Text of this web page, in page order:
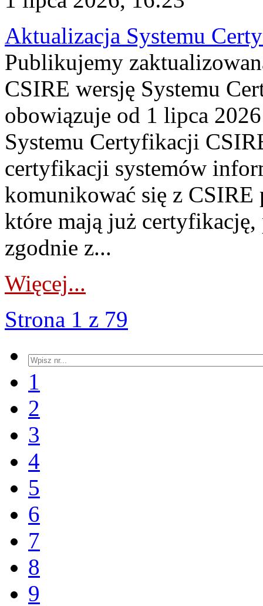
Aktualizacja Systemu
Publikujemy
CSIRE wersję Systemu
obowiązuje od 1 lipca
Systemu Certyfikacji
certyfikacji systemów
komunikować się z
które mają już
zgodnie z...
Więcej...
Strona 1 z 79
1
2
3
4
5
6
7
8
9